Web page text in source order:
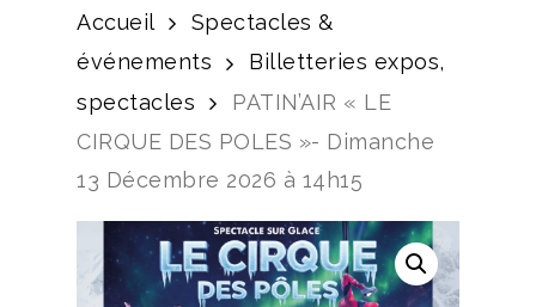
Accueil
Spectacles &
événements
Billetteries expos,
spectacles
PATIN’AIR « LE
CIRQUE DES POLES »- Dimanche
13 Décembre 2026 à 14h15